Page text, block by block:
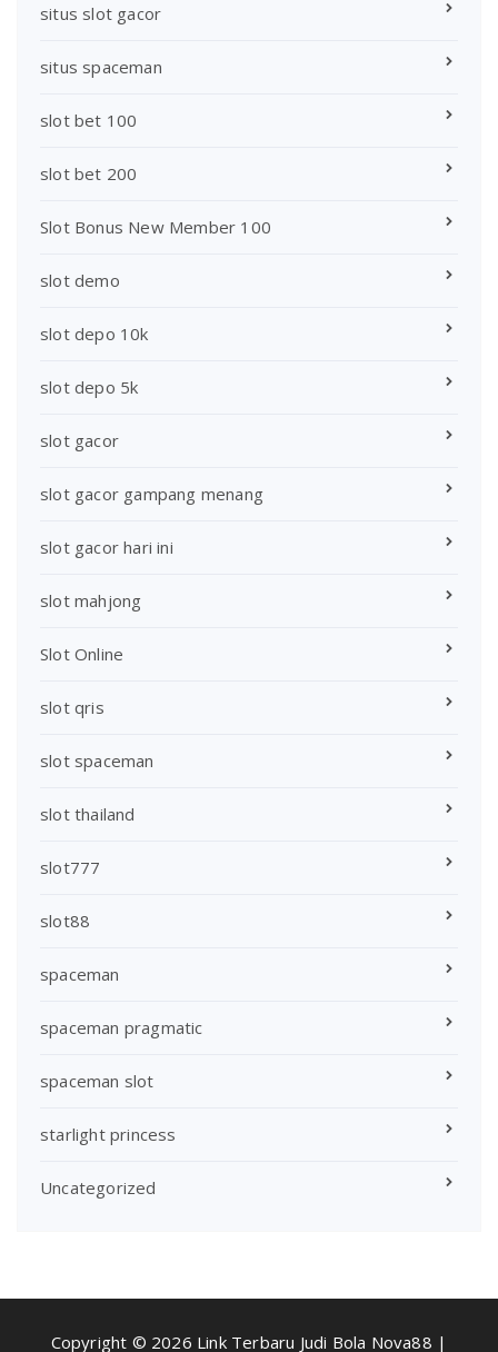
situs slot gacor
situs spaceman
slot bet 100
slot bet 200
Slot Bonus New Member 100
slot demo
slot depo 10k
slot depo 5k
slot gacor
slot gacor gampang menang
slot gacor hari ini
slot mahjong
Slot Online
slot qris
slot spaceman
slot thailand
slot777
slot88
spaceman
spaceman pragmatic
spaceman slot
starlight princess
Uncategorized
Copyright © 2026 Link Terbaru Judi Bola Nova88 |